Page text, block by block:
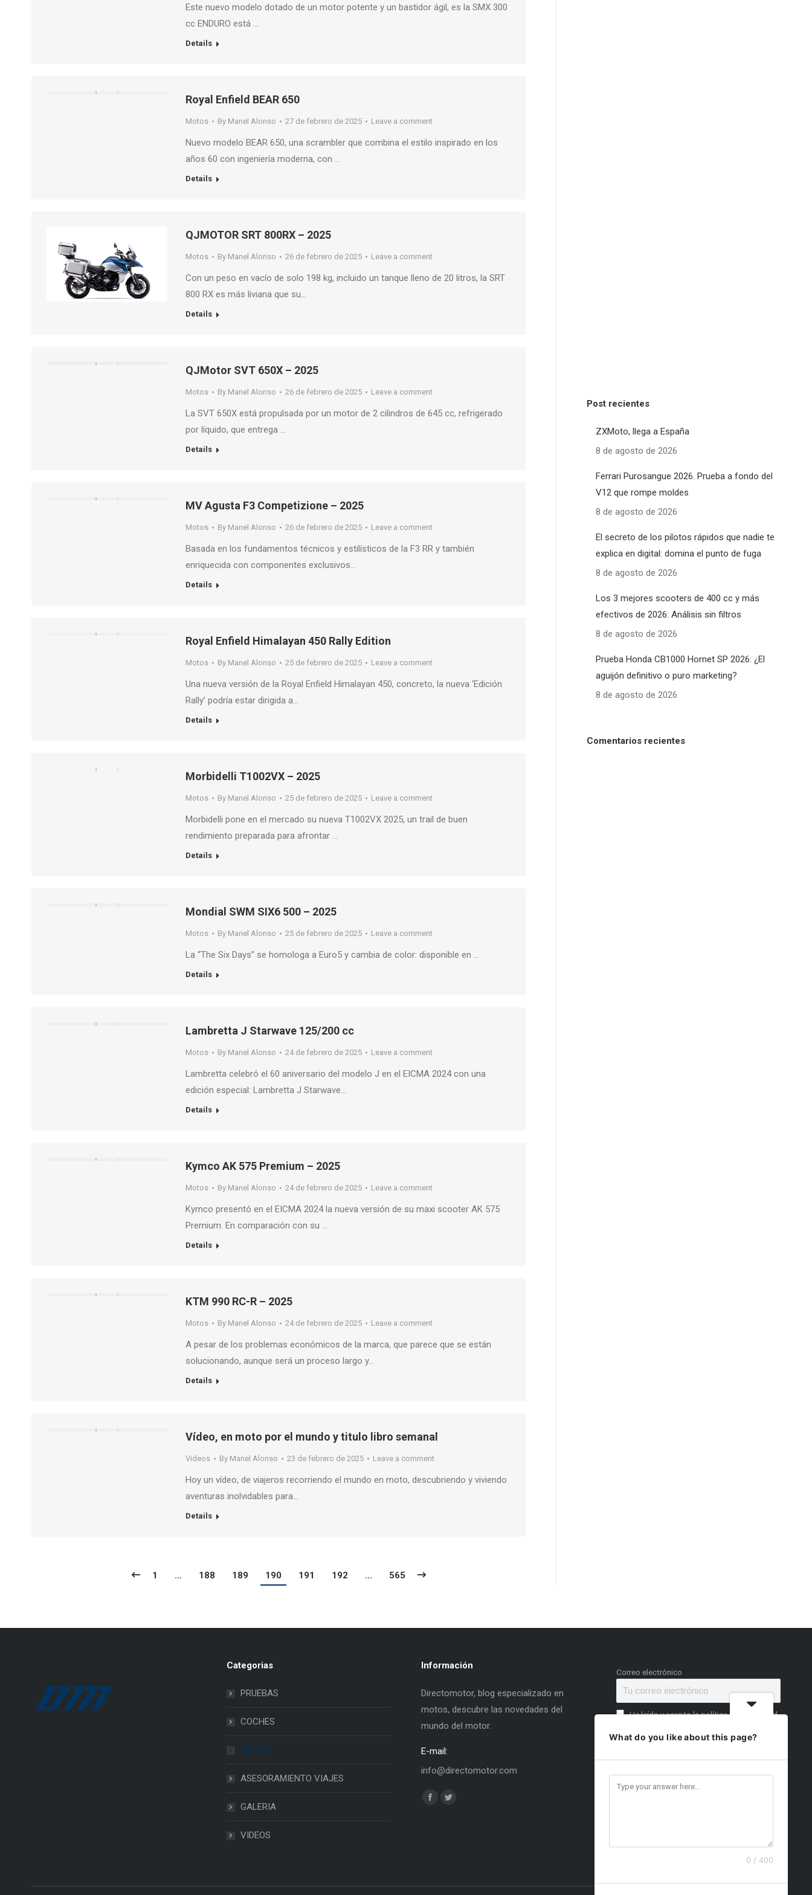
Este nuevo modelo dotado de un motor potente y un bastidor ágil, es la SMX 300
cc ENDURO está …
Details
Royal Enfield BEAR 650
Motos By Manel Alonso 27 de febrero de 2025 Leave a comment
Nuevo modelo BEAR 650, una scrambler que combina el estilo inspirado en los
años 60 con ingeniería moderna, con …
Details
QJMOTOR SRT 800RX – 2025
Motos By Manel Alonso 26 de febrero de 2025 Leave a comment
Con un peso en vacío de solo 198 kg, incluido un tanque lleno de 20 litros, la SRT
800 RX es más liviana que su…
Details
QJMotor SVT 650X – 2025
Motos By Manel Alonso 26 de febrero de 2025 Leave a comment
La SVT 650X está propulsada por un motor de 2 cilindros de 645 cc, refrigerado
por líquido, que entrega …
Details
MV Agusta F3 Competizione – 2025
Motos By Manel Alonso 26 de febrero de 2025 Leave a comment
Basada en los fundamentos técnicos y estilísticos de la F3 RR y también
enriquecida con componentes exclusivos…
Details
Royal Enfield Himalayan 450 Rally Edition
Motos By Manel Alonso 25 de febrero de 2025 Leave a comment
Una nueva versión de la Royal Enfield Himalayan 450, concreto, la nueva ‘Edición
Rally’ podría estar dirigida a…
Details
Morbidelli T1002VX – 2025
Motos By Manel Alonso 25 de febrero de 2025 Leave a comment
Morbidelli pone en el mercado su nueva T1002VX 2025, un trail de buen
rendimiento preparada para afrontar …
Details
Mondial SWM SIX6 500 – 2025
Motos By Manel Alonso 25 de febrero de 2025 Leave a comment
La “The Six Days” se homologa a Euro5 y cambia de color: disponible en …
Details
Lambretta J Starwave 125/200 cc
Motos By Manel Alonso 24 de febrero de 2025 Leave a comment
Lambretta celebró el 60 aniversario del modelo J en el EICMA 2024 con una
edición especial: Lambretta J Starwave…
Details
Kymco AK 575 Premium – 2025
Motos By Manel Alonso 24 de febrero de 2025 Leave a comment
Kymco presentó en el EICMA 2024 la nueva versión de su maxi scooter AK 575
Premium. En comparación con su …
Details
KTM 990 RC-R – 2025
Motos By Manel Alonso 24 de febrero de 2025 Leave a comment
A pesar de los problemas económicos de la marca, que parece que se están
solucionando, aunque será un proceso largo y…
Details
Vídeo, en moto por el mundo y titulo libro semanal
Videos By Manel Alonso 23 de febrero de 2025 Leave a comment
Hoy un vídeo, de viajeros recorriendo el mundo en moto, descubriendo y viviendo
aventuras inolvidables para…
Details
1 … 188 189 190 191 192 … 565
Post recientes
ZXMoto, llega a España
8 de agosto de 2026
Ferrari Purosangue 2026. Prueba a fondo del
V12 que rompe moldes
8 de agosto de 2026
El secreto de los pilotos rápidos que nadie te
explica en digital: domina el punto de fuga
8 de agosto de 2026
Los 3 mejores scooters de 400 cc y más
efectivos de 2026: Análisis sin filtros
8 de agosto de 2026
Prueba Honda CB1000 Hornet SP 2026: ¿El
aguijón definitivo o puro marketing?
8 de agosto de 2026
Comentarios recientes
Categorias
PRUEBAS
COCHES
MOTOS
ASESORAMIENTO VIAJES
GALERIA
VIDEOS
Información
Directomotor, blog especializado en
motos, descubre las novedades del
mundo del motor.
E-mail:
info@directomotor.com
Find us on:
Facebook
Twitter
Correo electrónico
He leído y acepto la política de privacidad
What do you like about this page?
0 / 400